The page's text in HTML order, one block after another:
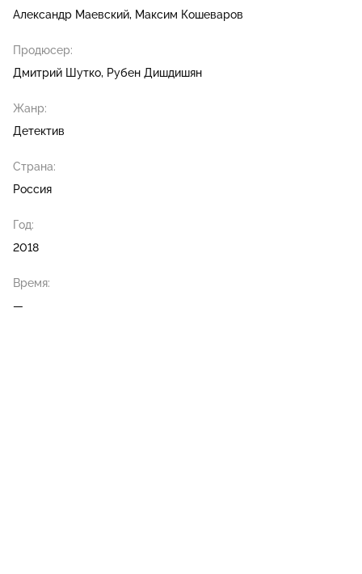
Александр Маевский Максим Кошеваров
Продюсер:
Дмитрий Шутко Рубен Дишдишян
Жанр:
Детектив
Страна:
Россия
Год:
2018
Время:
—